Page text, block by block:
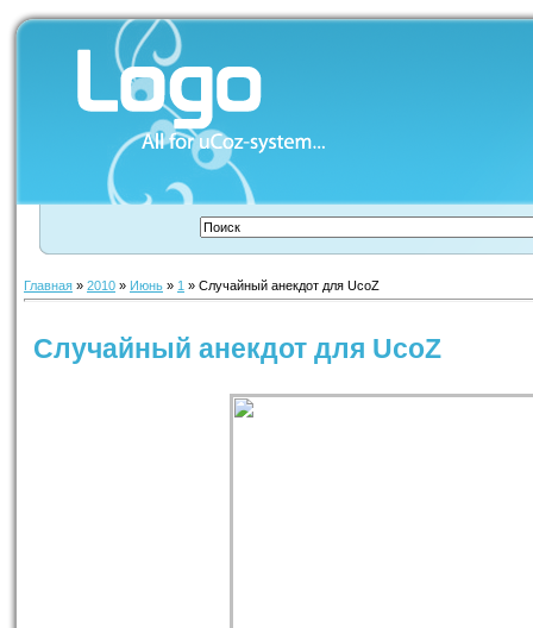
Главная » 2010 » Июнь » 1 » Случайный анекдот для UcoZ
Случайный анекдот для UcoZ